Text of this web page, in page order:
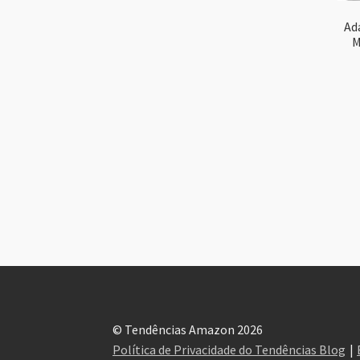
© Tendências Amazon 2026
Política de Privacidade do Tendências Blog